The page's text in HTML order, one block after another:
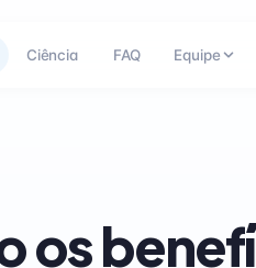
Ciência FAQ Equipe
os